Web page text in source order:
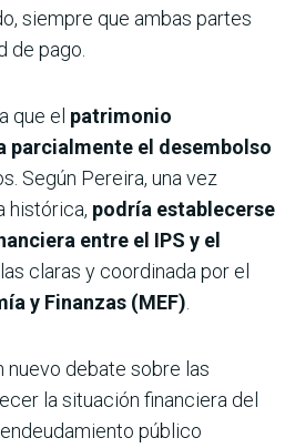
siempre que ambas partes
de pago.
que el patrimonio
parcialmente el desembolso
Según Pereira, una vez
histórica, podría establecerse
entre el IPS y el
claras y coordinada por el
y Finanzas (MEF)
nuevo debate sobre las
la situación financiera del
público